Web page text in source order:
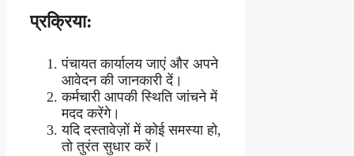
प्रक्रिया:
पंचायत कार्यालय जाएं और अपने
आवेदन की जानकारी दें।
कर्मचारी आपकी स्थिति जांचने में
मदद करेंगे।
यदि दस्तावेज़ों में कोई समस्या हो,
तो तुरंत सुधार करें।